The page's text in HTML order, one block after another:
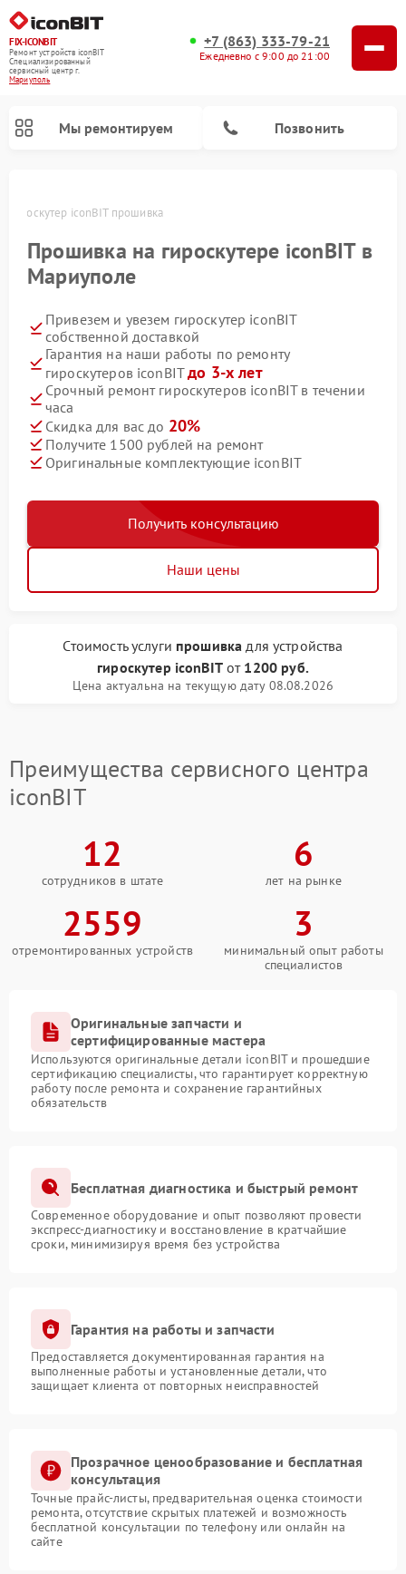
FIX-ICONBIT
Ремонт устройств iconBIT
Специализированный
cервисный центр г.
Мариуполь
+7 (863) 333-79-21
Ежедневно с 9:00 до 21:00
Мы ремонтируем Позвонить
Гироскутер iconBIT прошивка
Прошивка на гироскутере iconBIT в
Мариуполе
Привезем и увезем гироскутер iconBIT
собственной доставкой
Гарантия на наши работы по ремонту
гироскутеров iconBITдо 3-х лет
Срочный ремонт гироскутеров iconBIT в течении
часа
Скидка для вас до 20%
Получите 1500 рублей на ремонт
Оригинальные комплектующие iconBIT
Получить консультацию
Наши цены
Стоимость услуги прошивка для устройства
гироскутер iconBITот 1200 руб.
Цена актуальна на текущую дату 08.08.2026
Преимущества сервисного центра
iconBIT
12
сотрудников в штате
6
лет на рынке
2559
отремонтированных устройств
3
минимальный опыт работы
специалистов
Оригинальные запчасти и
сертифицированные мастера
Используются оригинальные детали iconBIT и прошедшие
сертификацию специалисты, что гарантирует корректную
работу после ремонта и сохранение гарантийных
обязательств
Бесплатная диагностика и быстрый ремонт
Современное оборудование и опыт позволяют провести
экспресс-диагностику и восстановление в кратчайшие
сроки, минимизируя время без устройства
Гарантия на работы и запчасти
Предоставляется документированная гарантия на
выполненные работы и установленные детали, что
защищает клиента от повторных неисправностей
Прозрачное ценообразование и бесплатная
консультация
Точные прайс-листы, предварительная оценка стоимости
ремонта, отсутствие скрытых платежей и возможность
бесплатной консультации по телефону или онлайн на
сайте